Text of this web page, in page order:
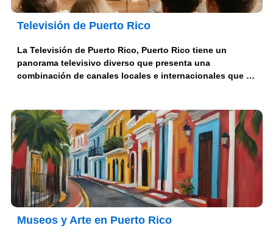
Televisión de Puerto Rico
La Televisión de Puerto Rico, Puerto Rico tiene un
panorama televisivo diverso que presenta una
combinación de canales locales e internacionales que …
Museos y Arte en Puerto Rico